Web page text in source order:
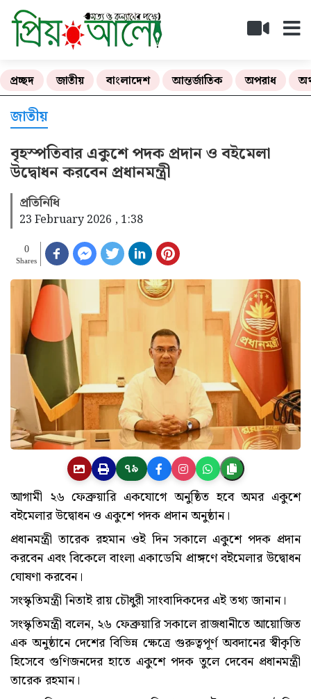
প্রচ্ছদ জাতীয় বাংলাদেশ আন্তর্জাতিক অপরাধ
জাতীয়
বৃহস্পতিবার একুশে পদক প্রদান ও বইমেলা
উদ্বোধন করবেন প্রধানমন্ত্রী
প্রতিনিধি
23 February 2026 , 1:38
0
Shares
৭৯
আগামী ২৬ ফেব্রুয়ারি একযোগে অনুষ্ঠিত হবে অমর একুশে
বইমেলার উদ্বোধন ও একুশে পদক প্রদান অনুষ্ঠান।
প্রধানমন্ত্রী তারেক রহমান ওই দিন সকালে একুশে পদক প্রদান
করবেন এবং বিকেলে বাংলা একাডেমি প্রাঙ্গণে বইমেলার উদ্বোধন
ঘোষণা করবেন।
সংস্কৃতিমন্ত্রী নিতাই রায় চৌধুরী সাংবাদিকদের এই তথ্য জানান।
সংস্কৃতিমন্ত্রী বলেন, ২৬ ফেব্রুয়ারি সকালে রাজধানীতে আয়োজিত
এক অনুষ্ঠানে দেশের বিভিন্ন ক্ষেত্রে গুরুত্বপূর্ণ অবদানের স্বীকৃতি
হিসেবে গুণিজনদের হাতে একুশে পদক তুলে দেবেন প্রধানমন্ত্রী
তারেক রহমান।